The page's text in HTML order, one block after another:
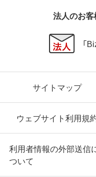
法人のお
「
サイトマップ
ウェブサイト利用規
利用者情報の外部送信
ついて